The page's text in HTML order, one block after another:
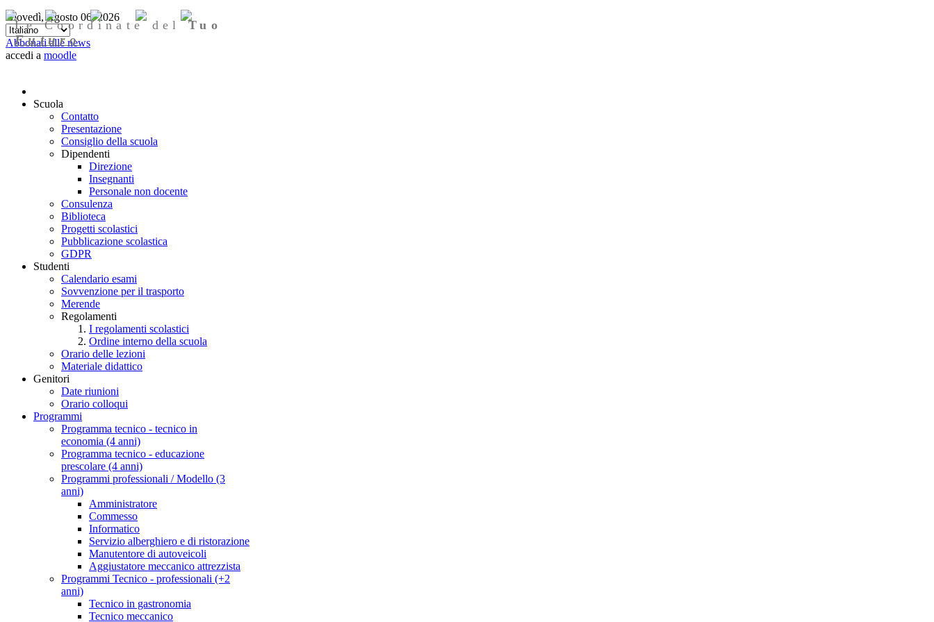
Giovedì, Agosto 06, 2026
Abbonati alle news
accedi a moodle
Le Coordinate delTuo
Futuro
Scuola
Contatto
Presentazione
Consiglio della scuola
Dipendenti
Direzione
Insegnanti
Personale non docente
Consulenza
Biblioteca
Progetti scolastici
Pubblicazione scolastica
GDPR
Studenti
Calendario esami
Sovvenzione per il trasporto
Merende
Regolamenti
I regolamenti scolastici
Ordine interno della scuola
Orario delle lezioni
Materiale didattico
Genitori
Date riunioni
Orario colloqui
Programmi
Programma tecnico - tecnico in
economia (4 anni)
Programma tecnico - educazione
prescolare (4 anni)
Programmi professionali / Modello (3
anni)
Amministratore
Commesso
Informatico
Servizio alberghiero e di ristorazione
Manutentore di autoveicoli
Aggiustatore meccanico attrezzista
Programmi Tecnico - professionali (+2
anni)
Tecnico in gastronomia
Tecnico meccanico